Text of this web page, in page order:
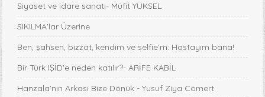
Siyaset ve idare sanatı- Müfit YÜKSEL
SIKILMA'lar Üzerine
Ben, şahsen, bizzat, kendim ve selfie’m: Hastayım bana!
Bir Türk IŞİD'e neden katılır?- ARİFE KABİL
Hanzala'nın Arkası Bize Dönük - Yusuf Ziya Cömert